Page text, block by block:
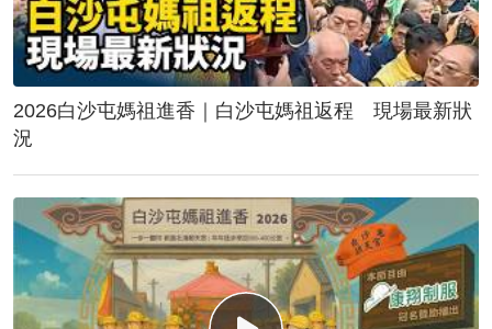
2026白沙屯媽祖進香｜白沙屯媽祖返程 現場最新狀
況